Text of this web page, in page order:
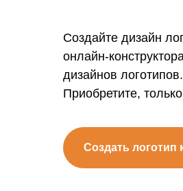
Создайте дизайн
онлайн-
дизайнов
Приобретите,
Создать логотип